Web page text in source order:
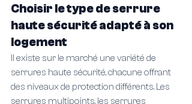
Choisir le type de serrure
haute sécurité adapté à son
logement
Il existe sur le marché une variété de
serrures haute sécurité, chacune offrant
des niveaux de protection différents. Les
serrures multipoints, les serrures